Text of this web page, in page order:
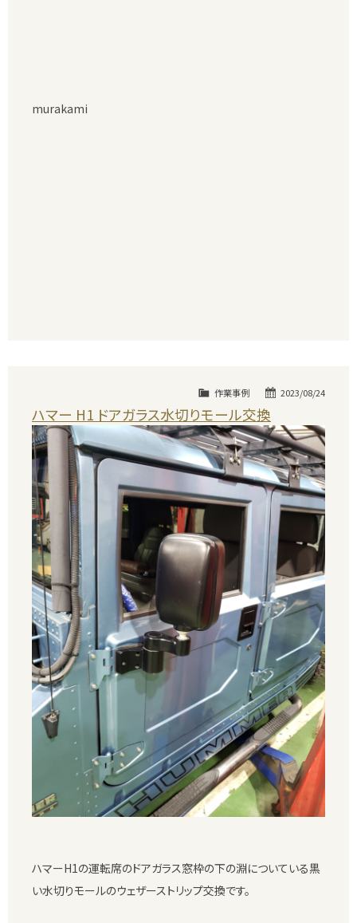
murakami
2023/08/24
作業事例
ハマー H1 ドアガラス水切りモール交換
ハマーH1の運転席のドアガラス窓枠の下の淵についている黒
い水切りモールのウェザーストリップ交換です。